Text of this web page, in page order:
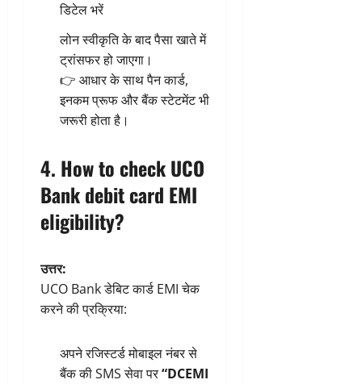
डिटेल भरें
लोन स्वीकृति के बाद पैसा खाते में
ट्रांसफर हो जाएगा।
👉 आधार के साथ पैन कार्ड,
इनकम प्रूफ और बैंक स्टेटमेंट भी
जरूरी होता है।
4. How to check UCO
Bank debit card EMI
eligibility?
उत्तर:
UCO Bank डेबिट कार्ड EMI चेक
करने की प्रक्रिया:
अपने रजिस्टर्ड मोबाइल नंबर से
बैंक की SMS सेवा पर“DCEMI